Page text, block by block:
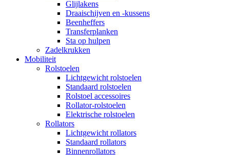
Glijlakens
Draaischijven en -kussens
Beenheffers
Transferplanken
Sta op hulpen
Zadelkrukken
Mobiliteit
Rolstoelen
Lichtgewicht rolstoelen
Standaard rolstoelen
Rolstoel accessoires
Rollator-rolstoelen
Elektrische rolstoelen
Rollators
Lichtgewicht rollators
Standaard rollators
Binnenrollators